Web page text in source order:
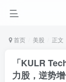
首页 美股 正文
「KULR
力股，逆势